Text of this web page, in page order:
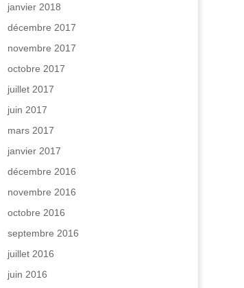
janvier 2018
décembre 2017
novembre 2017
octobre 2017
juillet 2017
juin 2017
mars 2017
janvier 2017
décembre 2016
novembre 2016
octobre 2016
septembre 2016
juillet 2016
juin 2016